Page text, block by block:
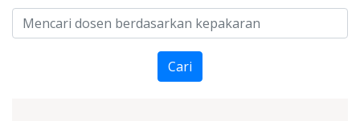
Cari